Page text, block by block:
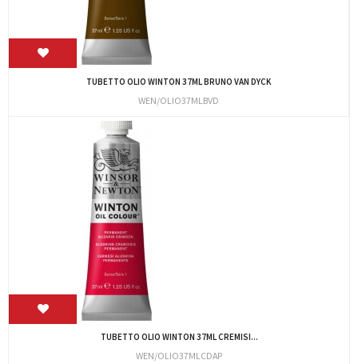
TUBETTO OLIO WINTON 37ML BRUNO VAN DYCK
WEN/OLIO37MLBVD
TUBETTO OLIO WINTON 37ML CREMISI...
WEN/OLIO37MLCDAP